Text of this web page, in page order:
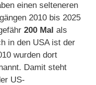
einen selteneren
2010 bis 2025
200 Mal als
in den USA ist der
wurden dort
Damit steht
US-